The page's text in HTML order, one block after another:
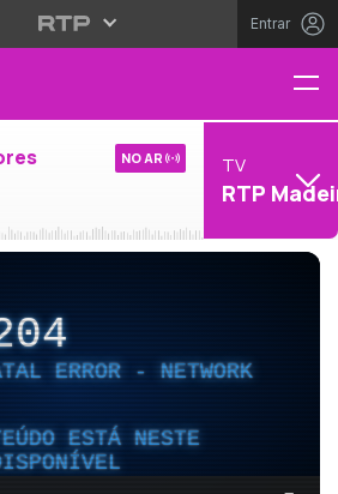
Entrar
NO AR TV
RTP
ERROR - NETWORK
ESTÁ NESTE